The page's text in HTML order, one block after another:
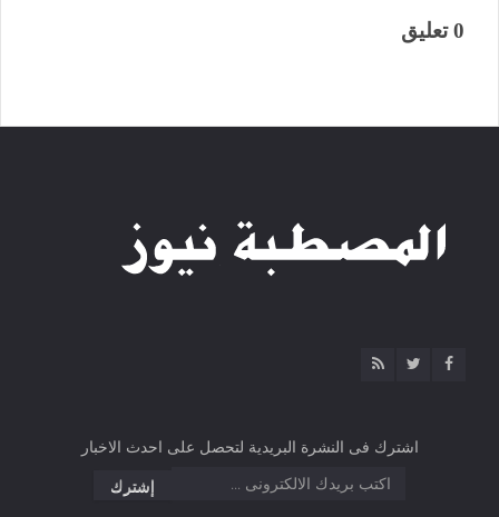
0 تعليق
اشترك فى النشرة البريدية لتحصل على احدث الاخبار